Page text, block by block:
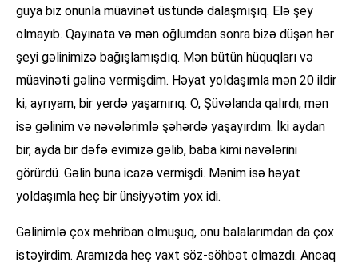
guya biz onunla müavinət üstündə dalaşmışıq. Elə şey
olmayıb. Qayınata və mən oğlumdan sonra bizə düşən hər
şeyi gəlinimizə bağışlamışdıq. Mən bütün hüquqları və
müavinəti gəlinə vermişdim. Həyat yoldaşımla mən 20 ildir
ki, ayrıyam, bir yerdə yaşamırıq. O, Şüvəlanda qalırdı, mən
isə gəlinim və nəvələrimlə şəhərdə yaşayırdım. İki aydan
bir, ayda bir dəfə evimizə gəlib, baba kimi nəvələrini
görürdü. Gəlin buna icazə vermişdi. Mənim isə həyat
yoldaşımla heç bir ünsiyyətim yox idi.
Gəlinimlə çox mehriban olmuşuq, onu balalarımdan da çox
istəyirdim. Aramızda heç vaxt söz-söhbət olmazdı. Ancaq